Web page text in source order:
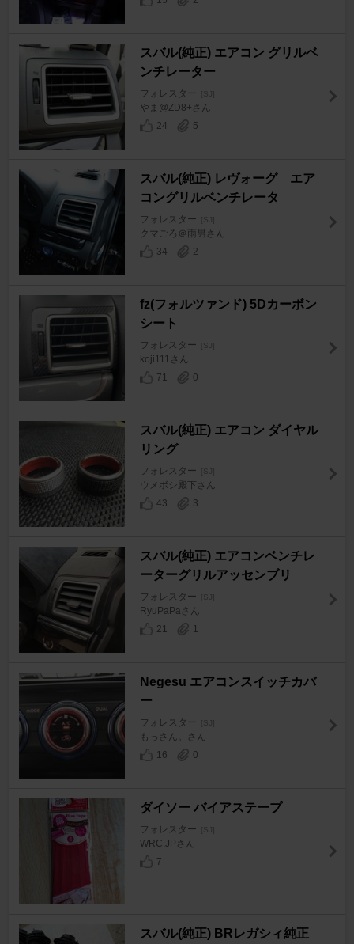
スバル(純正) エアコン グリルベ
ンチレーター
フォレスター [SJ]
やま@ZD8+さん
24
5
スバル(純正) レヴォーグ エア
コングリルベンチレータ
フォレスター [SJ]
クマごろ＠雨男さん
34
2
fz(フォルツァンド) 5Dカーボン
シート
フォレスター [SJ]
koji111さん
71
0
スバル(純正) エアコン ダイヤル
リング
フォレスター [SJ]
ウメボシ殿下さん
43
3
スバル(純正) エアコンベンチレ
ーターグリルアッセンブリ
フォレスター [SJ]
RyuPaPaさん
21
1
Negesu エアコンスイッチカバ
ー
フォレスター [SJ]
もっさん。さん
16
0
ダイソー バイアステープ
フォレスター [SJ]
WRC.JPさん
7
スバル(純正) BRレガシィ純正